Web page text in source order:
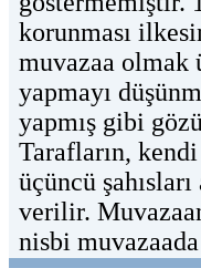
korunması
muvazaa olmak
yapmayı
yapmış gibi
Tarafların,
üçüncü
verilir.
nisbi